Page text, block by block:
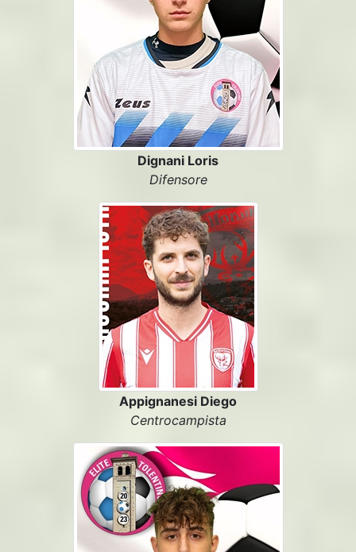
Dignani Loris
Difensore
Appignanesi Diego
Centrocampista